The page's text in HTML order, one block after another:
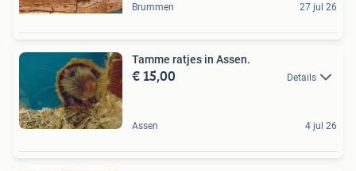
Brummen 27 jul 26
Tamme ratjes in Assen.
€ 15,00 Details
Assen 4 jul 26